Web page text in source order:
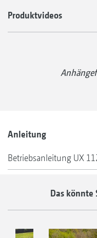
Produktvideos
Anleitung
Betriebsanleitung UX
Das könnte